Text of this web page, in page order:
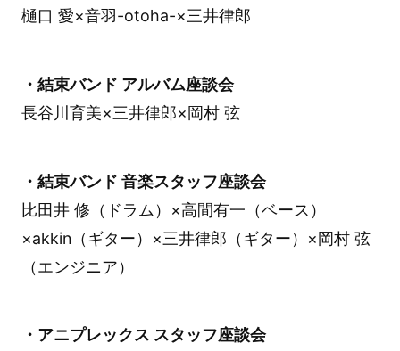
樋口 愛×音羽-otoha-×三井律郎
・結束バンド アルバム座談会
長谷川育美×三井律郎×岡村 弦
・結束バンド 音楽スタッフ座談会
比田井 修（ドラム）×高間有一（ベース）
×akkin（ギター）×三井律郎（ギター）×岡村 弦
（エンジニア）
・アニプレックス スタッフ座談会